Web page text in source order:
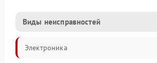
Виды неисправностей
Электроника